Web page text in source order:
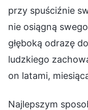
przy spuściźnie
nie osiągną
głęboką odrazę
ludzkiego
on latami,
Najlepszym